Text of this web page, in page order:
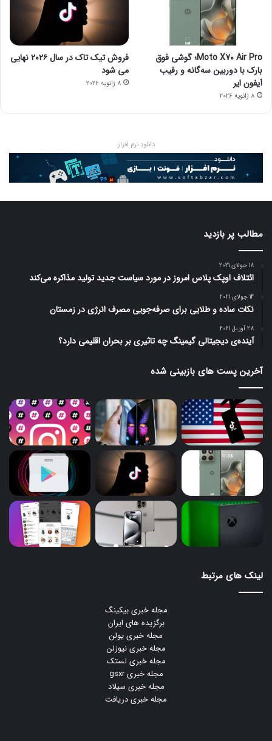
Moto X70 Air Pro؛ گوشی فوق
بارک با دوربین سه‌گانه و رقیب
آیفون ایر
8 ژانویه 2026
فروش تیک تاک در سال ۲۰۲۶ نهایی
می شود
8 ژانویه 2026
دانلود نرم افزار
مطالب پر بازدید
18 جولای 2021
ائتلاف اوپک پلاس امروز در مورد سیاست جدید تولید مذاکره می‌کند
14 جولای 2021
نکات ساده و طلایی برای صرفه‌جویی مصرف انرژی در زمستان
28 آوریل 2021
آینده‌ی دیجیتالی گیمینگ چه تاثیری بر بحران اقلیمی دارد؟
آخرین پست های بازبینی شده
لینک های مرتبط
مجله خبری بیکینگ
برگزیده های ایران
مجله خبری یولن
مجله خبری نیوزلن
مجله خبری لستک
مجله خبری gsxr
مجله خبری سیلاد
مجله خبری دریافت